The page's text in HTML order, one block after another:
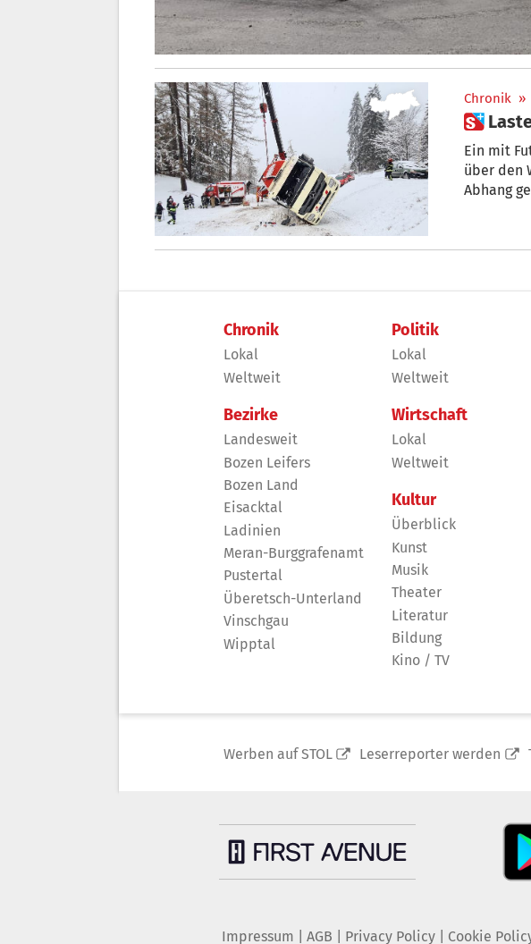
Chronik »

Ein mit
über den
Abhang
Chronik
Lokal
Weltweit
Bezirke
Landesweit
Bozen Leifers
Bozen Land
Eisacktal
Ladinien
Meran-Burggrafenamt
Pustertal
Überetsch-Unterland
Vinschgau
Wipptal
Politik
Lokal
Weltweit
Wirtschaft
Lokal
Weltweit
Kultur
Überblick
Kunst
Musik
Theater
Literatur
Bildung
Kino / TV
Werben auf STOL Leserreporter werden
Impressum AGB Privacy Policy| Cookie